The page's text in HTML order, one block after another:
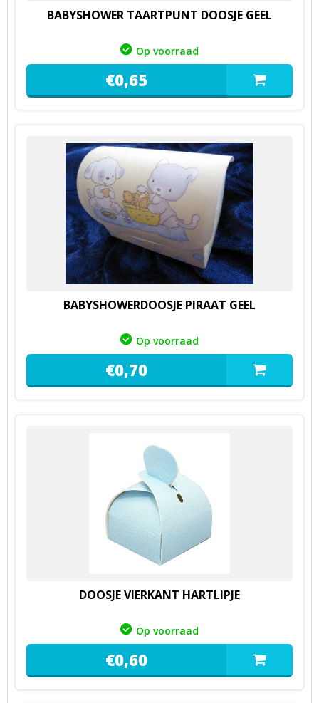
BABYSHOWER TAARTPUNT DOOSJE GEEL
Op voorraad
€0,65
BABYSHOWERDOOSJE PIRAAT GEEL
Op voorraad
€0,70
DOOSJE VIERKANT HARTLIPJE
Op voorraad
€0,60